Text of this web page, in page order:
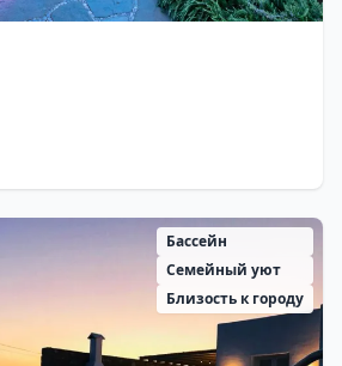
Бассейн
Семейный уют
Близость к городу